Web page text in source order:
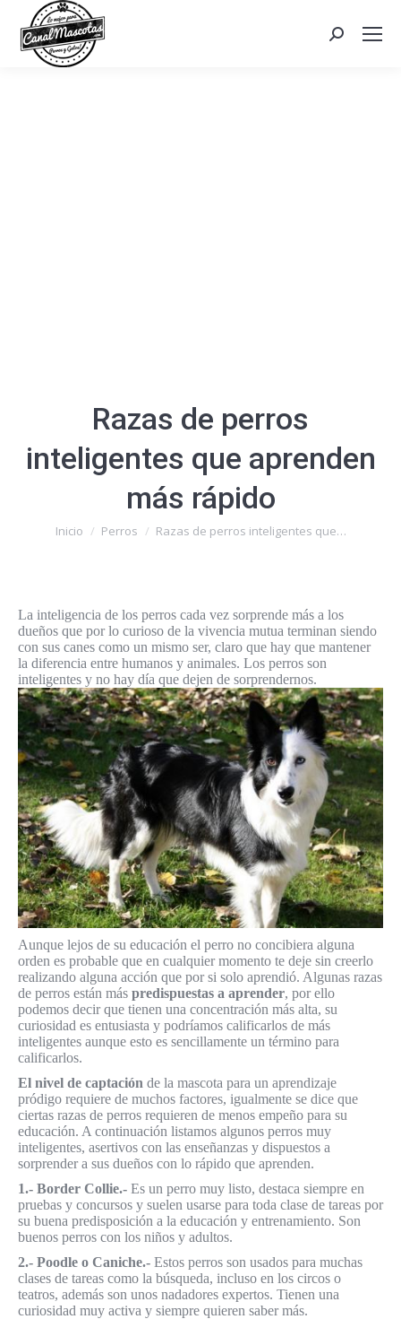
Search:
Razas de perros
inteligentes que aprenden
más rápido
Estás aquí:
Inicio Perros Razas de perros inteligentes que…
La inteligencia de los perros cada vez sorprende más a los
dueños que por lo curioso de la vivencia mutua terminan siendo
con sus canes como un mismo ser, claro que hay que mantener
la diferencia entre humanos y animales. Los perros son
inteligentes y no hay día que dejen de sorprendernos.
Aunque lejos de su educación el perro no concibiera alguna
orden es probable que en cualquier momento te deje sin creerlo
realizando alguna acción que por si solo aprendió. Algunas razas
de perros están más predispuestas a aprender, por ello
podemos decir que tienen una concentración más alta, su
curiosidad es entusiasta y podríamos calificarlos de más
inteligentes aunque esto es sencillamente un término para
calificarlos.
El nivel de captación de la mascota para un aprendizaje
pródigo requiere de muchos factores, igualmente se dice que
ciertas razas de perros requieren de menos empeño para su
educación. A continuación listamos algunos perros muy
inteligentes, asertivos con las enseñanzas y dispuestos a
sorprender a sus dueños con lo rápido que aprenden.
1.- Border Collie.- Es un perro muy listo, destaca siempre en
pruebas y concursos y suelen usarse para toda clase de tareas por
su buena predisposición a la educación y entrenamiento. Son
buenos perros con los niños y adultos.
2.- Poodle o Caniche.- Estos perros son usados para muchas
clases de tareas como la búsqueda, incluso en los circos o
teatros, además son unos nadadores expertos. Tienen una
curiosidad muy activa y siempre quieren saber más.